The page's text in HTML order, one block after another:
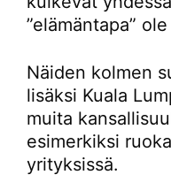
”elämäntapa”
Näiden kolmen
lisäksi Kuala
muita
esimerkiksi
yrityksissä.